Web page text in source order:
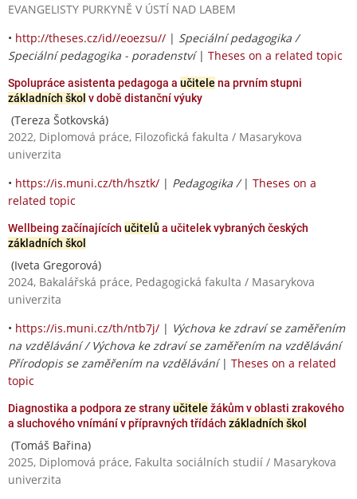
EVANGELISTY PURKYNĚ V ÚSTÍ NAD LABEM
• http://theses.cz/id//eoezsu// | Speciální pedagogika /
Speciální pedagogika - poradenství| Theses on a related topic
Spolupráce asistenta pedagoga a učitele na prvním stupni
základních škol v době distanční výuky
(Tereza Šotkovská)
2022, Diplomová práce, Filozofická fakulta / Masarykova
univerzita
• https://is.muni.cz/th/hsztk/ | Pedagogika / | Theses on a
related topic
Wellbeing začínajících učitelů a učitelek vybraných českých
základních škol
(Iveta Gregorová)
2024, Bakalářská práce, Pedagogická fakulta / Masarykova
univerzita
• https://is.muni.cz/th/ntb7j/ | Výchova ke zdraví se zaměřením
na vzdělávání / Výchova ke zdraví se zaměřením na vzdělávání
Přírodopis se zaměřením na vzdělávání| Theses on a related
topic
Diagnostika a podpora ze stranyučitele žákům v oblasti zrakového
a sluchového vnímání v přípravných třídách základních škol
(Tomáš Bařina)
2025, Diplomová práce, Fakulta sociálních studií / Masarykova
univerzita